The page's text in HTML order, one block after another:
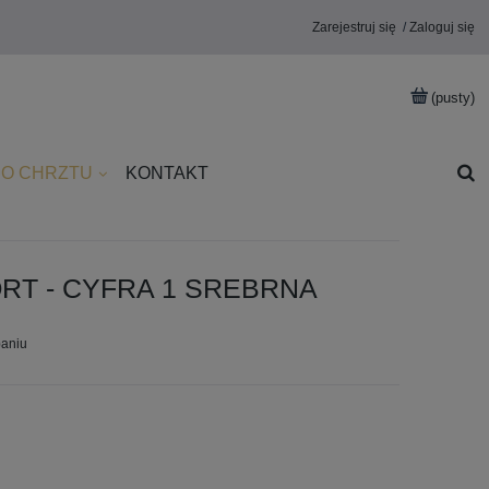
Zarejestruj się Zaloguj się
(pusty)
CHRZTU KONTAKT
- CYFRA 1 SREBRNA